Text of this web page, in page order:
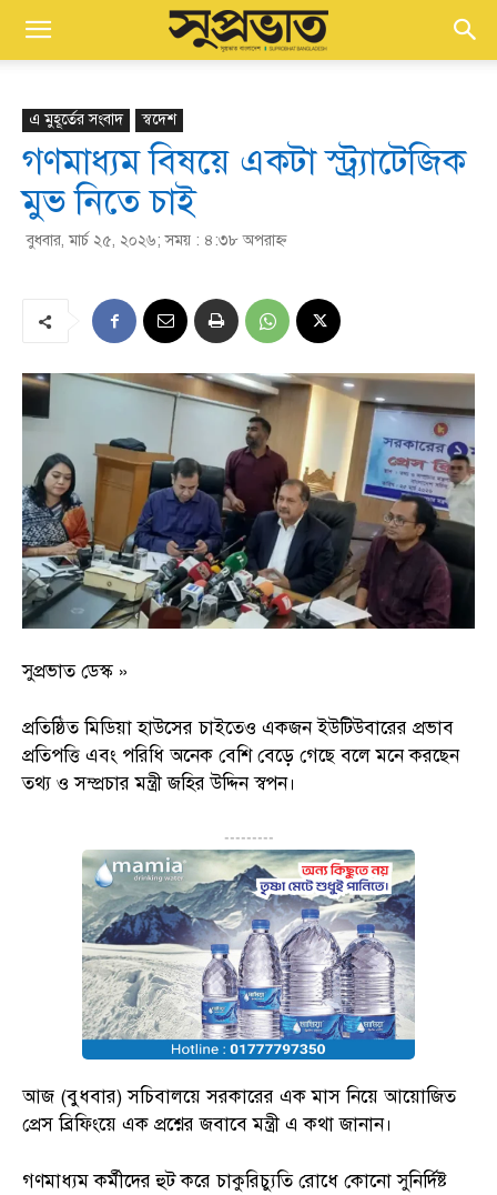
এ মুহূর্তের সংবাদ স্বদেশ
গণমাধ্যম বিষয়ে একটা স্ট্র্যাটেজিক
মুভ নিতে চাই
বুধবার, মার্চ ২৫, ২০২৬; সময় : ৪:৩৮ অপরাহ্ণ
সুপ্রভাত ডেস্ক »
প্রতিষ্ঠিত মিডিয়া হাউসের চাইতেও একজন ইউটিউবারের প্রভাব
প্রতিপত্তি এবং পরিধি অনেক বেশি বেড়ে গেছে বলে মনে করছেন
তথ্য ও সম্প্রচার মন্ত্রী জহির উদ্দিন স্বপন।
---------
আজ (বুধবার) সচিবালয়ে সরকারের এক মাস নিয়ে আয়োজিত
প্রেস ব্রিফিংয়ে এক প্রশ্নের জবাবে মন্ত্রী এ কথা জানান।
গণমাধ্যম কর্মীদের হুট করে চাকুরিচ্যুতি রোধে কোনো সুনির্দিষ্ট